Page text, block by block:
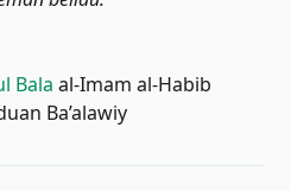
Bala al-Imam al-Habib
Ba’alawiy